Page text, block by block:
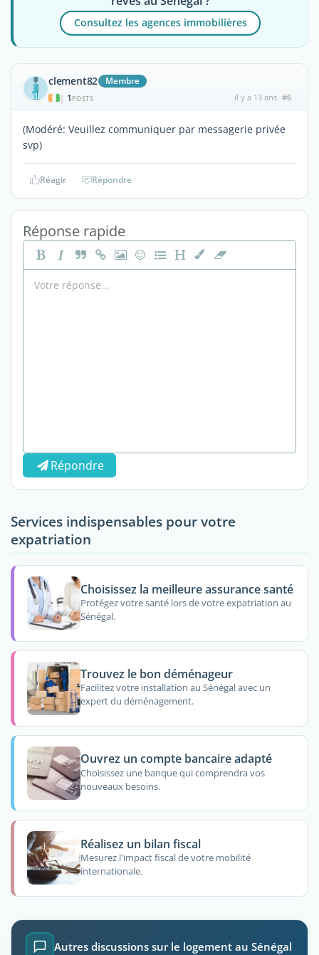
Consultez les agences immobilières
clement82 Membre
| 1 POSTS il y a 13 ans #6
(Modéré: Veuillez communiquer par messagerie privée
svp)
Réagir Répondre
Réponse rapide
Répondre
Services indispensables pour votre
expatriation
Choisissez la meilleure assurance santé
Protégez votre santé lors de votre expatriation au
Sénégal.
Trouvez le bon déménageur
Facilitez votre installation au Sénégal avec un
expert du déménagement.
Ouvrez un compte bancaire adapté
Choisissez une banque qui comprendra vos
nouveaux besoins.
Réalisez un bilan fiscal
Mesurez l'impact fiscal de votre mobilité
internationale.
Autres discussions sur le logement au Sénégal